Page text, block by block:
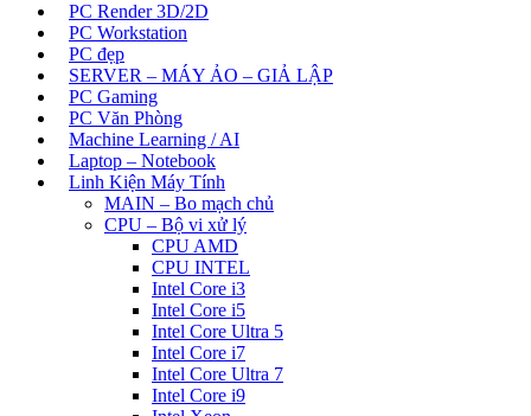
PC Render 3D/2D
PC Workstation
PC đẹp
SERVER – MÁY ẢO – GIẢ LẬP
PC Gaming
PC Văn Phòng
Machine Learning / AI
Laptop – Notebook
Linh Kiện Máy Tính
MAIN – Bo mạch chủ
CPU – Bộ vi xử lý
CPU AMD
CPU INTEL
Intel Core i3
Intel Core i5
Intel Core Ultra 5
Intel Core i7
Intel Core Ultra 7
Intel Core i9